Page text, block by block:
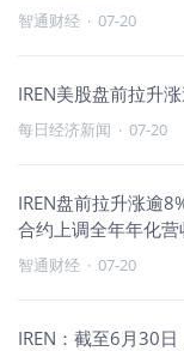
智通财经 · 07-20
IREN美股盘前拉升
每日经济新闻 · 07-20
IREN盘前拉升涨逾
合约上调全年年化营
智通财经 · 07-20
IREN：截至6月30